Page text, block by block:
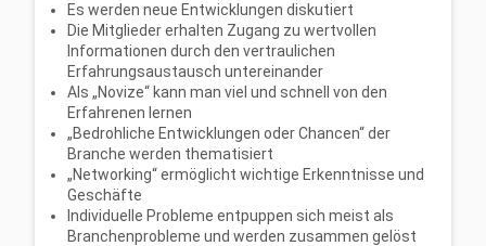
Es werden neue Entwicklungen diskutiert
Die Mitglieder erhalten Zugang zu wertvollen
Informationen durch den vertraulichen
Erfahrungsaustausch untereinander
Als „Novize“ kann man viel und schnell von den
Erfahrenen lernen
„Bedrohliche Entwicklungen oder Chancen“ der
Branche werden thematisiert
„Networking“ ermöglicht wichtige Erkenntnisse und
Geschäfte
Individuelle Probleme entpuppen sich meist als
Branchenprobleme und werden zusammen gelöst